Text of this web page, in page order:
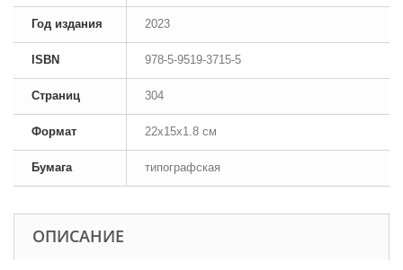
Год издания 2023
ISBN 978-5-9519-3715-5
Страниц 304
Формат 22x15x1.8 см
Бумага типографская
ОПИСАНИЕ